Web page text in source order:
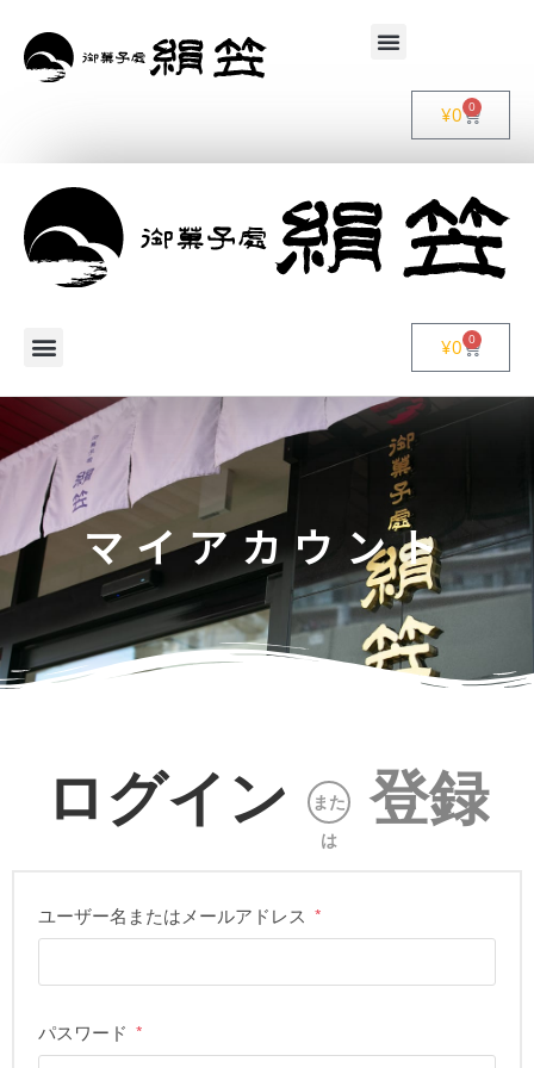
¥0 0
¥0 0
マイアカウント
ログイン
また
は
登録
ユーザー名またはメールアドレス *
パスワード *